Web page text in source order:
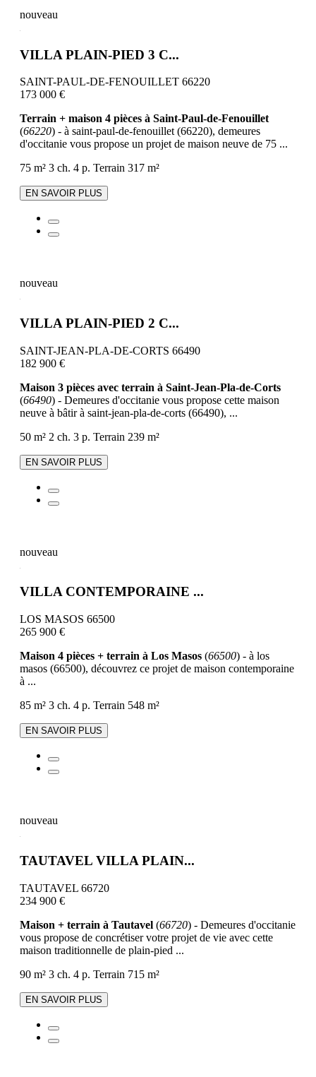
nouveau
VILLA PLAIN-PIED 3 C...
SAINT-PAUL-DE-FENOUILLET 66220
173 000 €
Terrain + maison 4 pièces à Saint-Paul-de-Fenouillet
(66220) - à saint-paul-de-fenouillet (66220), demeures
d'occitanie vous propose un projet de maison neuve de 75 ...
75 m² 3 ch. 4 p. Terrain 317 m²
EN SAVOIR PLUS
nouveau
VILLA PLAIN-PIED 2 C...
SAINT-JEAN-PLA-DE-CORTS 66490
182 900 €
Maison 3 pièces avec terrain à Saint-Jean-Pla-de-Corts
(66490) - Demeures d'occitanie vous propose cette maison
neuve à bâtir à saint-jean-pla-de-corts (66490), ...
50 m² 2 ch. 3 p. Terrain 239 m²
EN SAVOIR PLUS
nouveau
VILLA CONTEMPORAINE ...
LOS MASOS 66500
265 900 €
Maison 4 pièces + terrain à Los Masos (66500) - à los
masos (66500), découvrez ce projet de maison contemporaine
à ...
85 m² 3 ch. 4 p. Terrain 548 m²
EN SAVOIR PLUS
nouveau
TAUTAVEL VILLA PLAIN...
TAUTAVEL 66720
234 900 €
Maison + terrain à Tautavel (66720) - Demeures d'occitanie
vous propose de concrétiser votre projet de vie avec cette
maison traditionnelle de plain-pied ...
90 m² 3 ch. 4 p. Terrain 715 m²
EN SAVOIR PLUS